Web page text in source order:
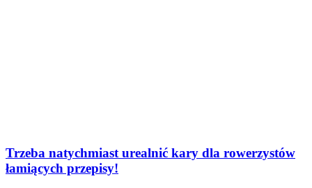
Trzeba natychmiast urealnić kary dla rowerzystów
łamiących przepisy!